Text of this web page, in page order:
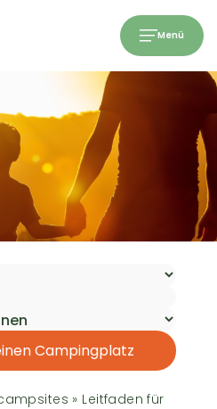
Menü
Campingplatz
» Leitfaden für